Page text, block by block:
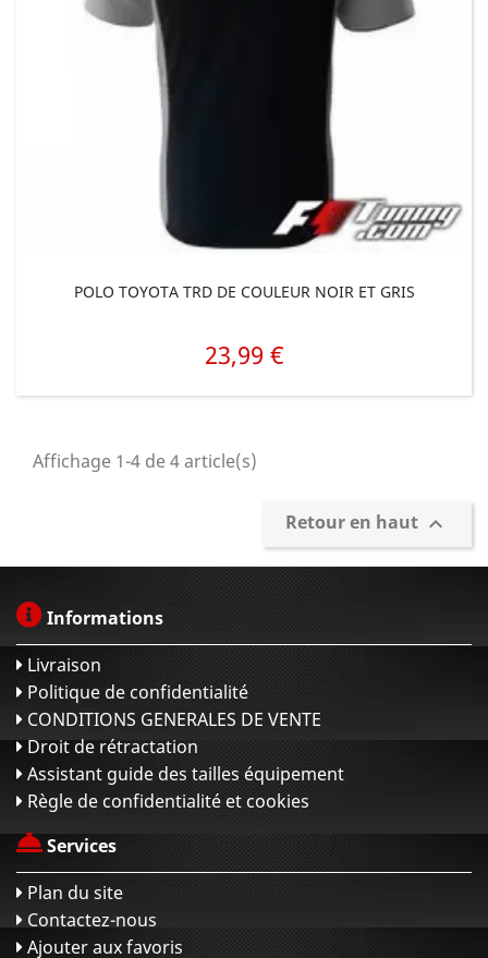
POLO TOYOTA TRD DE COULEUR NOIR ET GRIS
Prix
23,99 €
Affichage 1-4 de 4 article(s)
Retour en haut 
Informations
Livraison
Politique de confidentialité
CONDITIONS GENERALES DE VENTE
Droit de rétractation
Assistant guide des tailles équipement
Règle de confidentialité et cookies
Services
Plan du site
Contactez-nous
Ajouter aux favoris